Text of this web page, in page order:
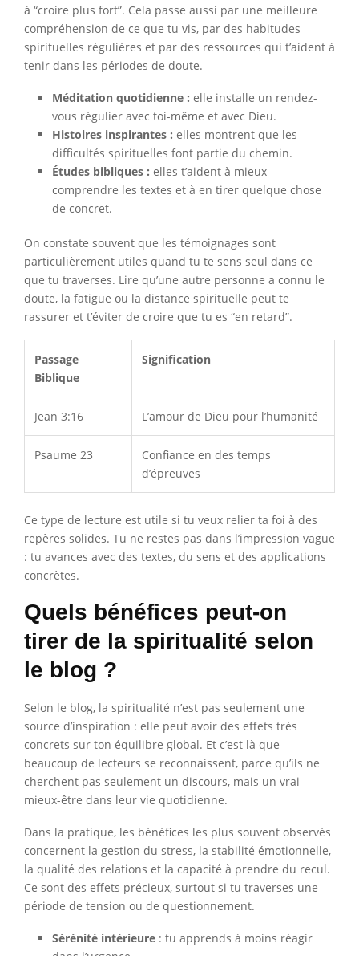
à “croire plus fort”. Cela passe aussi par une meilleure
compréhension de ce que tu vis, par des habitudes
spirituelles régulières et par des ressources qui t’aident à
tenir dans les périodes de doute.
Méditation quotidienne : elle installe un rendez-
vous régulier avec toi-même et avec Dieu.
Histoires inspirantes : elles montrent que les
difficultés spirituelles font partie du chemin.
Études bibliques : elles t’aident à mieux
comprendre les textes et à en tirer quelque chose
de concret.
On constate souvent que les témoignages sont
particulièrement utiles quand tu te sens seul dans ce
que tu traverses. Lire qu’une autre personne a connu le
doute, la fatigue ou la distance spirituelle peut te
rassurer et t’éviter de croire que tu es “en retard”.
Passage
Biblique
Signification
Jean 3:16 L’amour de Dieu pour l’humanité
Psaume 23
Confiance en des temps
d’épreuves
Ce type de lecture est utile si tu veux relier ta foi à des
repères solides. Tu ne restes pas dans l’impression vague
: tu avances avec des textes, du sens et des applications
concrètes.
Quels bénéfices peut-on
tirer de la spiritualité selon
le blog ?
Selon le blog, la spiritualité n’est pas seulement une
source d’inspiration : elle peut avoir des effets très
concrets sur ton équilibre global. Et c’est là que
beaucoup de lecteurs se reconnaissent, parce qu’ils ne
cherchent pas seulement un discours, mais un vrai
mieux-être dans leur vie quotidienne.
Dans la pratique, les bénéfices les plus souvent observés
concernent la gestion du stress, la stabilité émotionnelle,
la qualité des relations et la capacité à prendre du recul.
Ce sont des effets précieux, surtout si tu traverses une
période de tension ou de questionnement.
Sérénité intérieure : tu apprends à moins réagir